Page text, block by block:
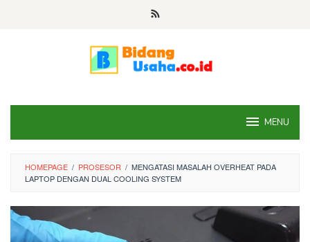
MENU
HOMEPAGE / PROSESOR / MENGATASI MASALAH OVERHEAT PADA
LAPTOP DENGAN DUAL COOLING SYSTEM